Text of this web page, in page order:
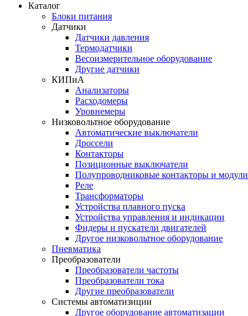
Каталог
Блоки питания
Датчики
Датчики давления
Термодатчики
Весоизмерительное оборудование
Другие датчики
КИПиА
Анализаторы
Расходомеры
Уровнемеры
Низковольтное оборудование
Автоматические выключатели
Дроссели
Контакторы
Позиционные выключатели
Полупроводниковые контакторы и модули
Реле
Трансформаторы
Устройства плавного пуска
Устройства управления и индикации
Фидеры и пускатели двигателей
Другое низковольтное оборудование
Пневматика
Преобразователи
Преобразователи частоты
Преобразователи тока
Другие преобразователи
Системы автоматизиции
Другое оборудование автоматизации